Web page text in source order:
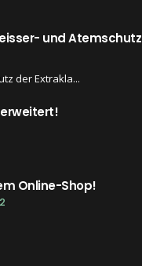
und
der Extrakla...
Online-Shop!